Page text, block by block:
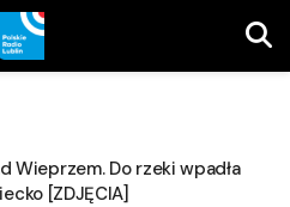
Wieprzem. Do rzeki wpadła
[ZDJĘCIA]